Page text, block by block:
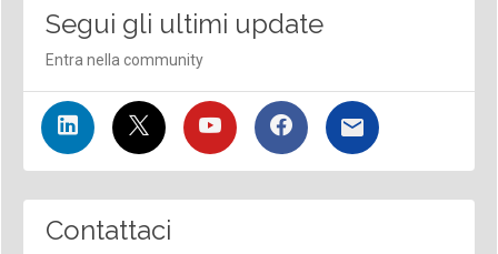
Segui gli ultimi update
Entra nella community
Contattaci